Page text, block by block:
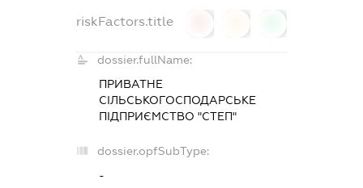
riskFactors.title
dossier.fullName:
ПРИВАТНЕ
СІЛЬСЬКОГОСПОДАРСЬКЕ
ПІДПРИЄМСТВО "СТЕП"
dossier.opfSubType:
-